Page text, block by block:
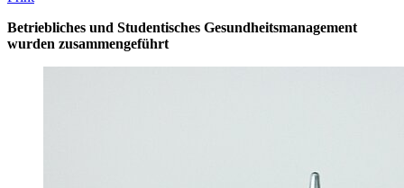
Betriebliches und Studentisches Gesundheitsmanagement
wurden zusammengeführt